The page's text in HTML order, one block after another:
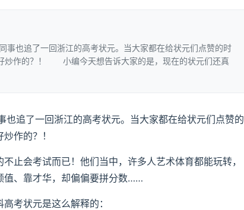
也追了一回浙江的高考状元。当大家都在给状元们点赞的时
炒作的？！ 小编今天想告诉大家的是，现在的状元们还真
追了一回浙江的高考状元。当大家都在给状元们点赞的
作的？！
会考试而已！他们当中，许多人艺术体育都能玩转，
值、靠才华，却偏偏要拼分数……
考状元是这么解释的：